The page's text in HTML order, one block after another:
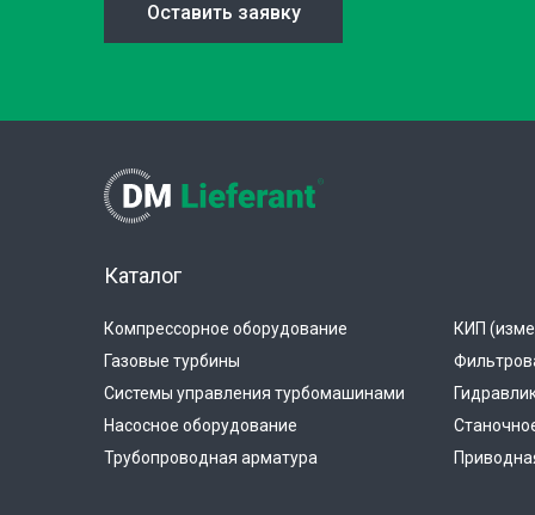
Оставить заявку
Каталог
Компрессорное оборудование
Газовые турбины
Системы управления турбомашинами
Насосное оборудование
Трубопроводная арматура
КИП